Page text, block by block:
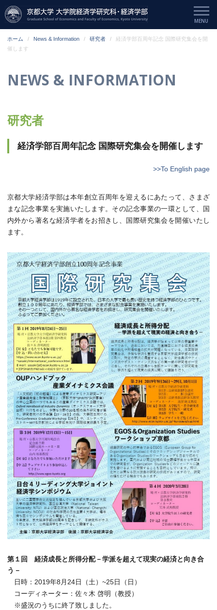
ホーム News & Information 研究者
経済学部百周年記念 国際研究集会を開
催します
NEWS & INFORMATION
研究者
経済学部百周年記念 国際研究集会を開催します
>>To English page
京都大学経済学部は本年創立百周年を迎えるにあたって、さまざ
まな記念事業を実施いたします。その記念事業の一環として、国
内外から著名な経済学者をお招きし、国際研究集会を開催いたし
ます。
第１回 経済成長と所得分配－学派を超えて現実の経済と向き合
う－
日時：2019年8月24日（土）~25日（日）
コーディネーター：佐々木 啓明（教授）
※盛況のうちに終了致しました。